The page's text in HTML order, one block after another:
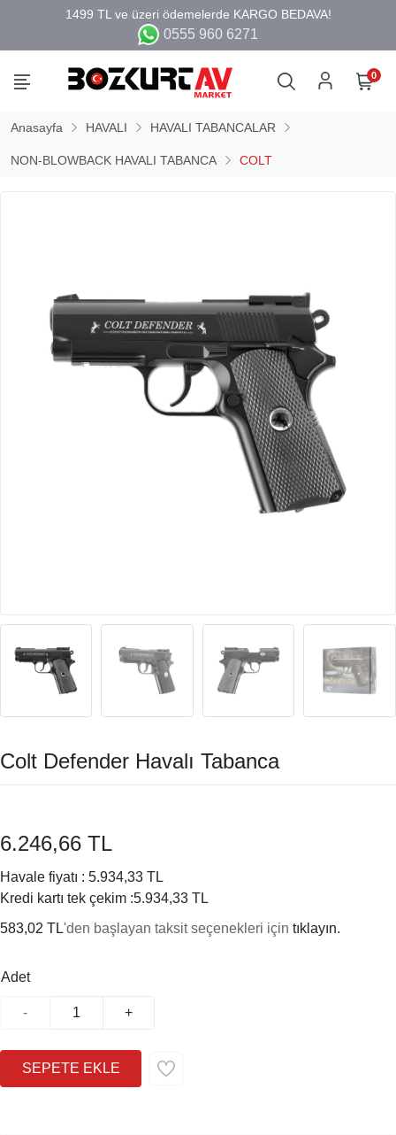
0555 960 6271
0
Anasayfa HAVALI HAVALI TABANCALAR
NON-BLOWBACK HAVALI TABANCA COLT
Colt Defender Havalı Tabanca
6.246,66 TL
Havale fiyatı : 5.934,33 TL
Kredi kartı tek çekim :5.934,33 TL
583,02 TL'den başlayan taksit seçenekleri için tıklayın.
Adet
- +